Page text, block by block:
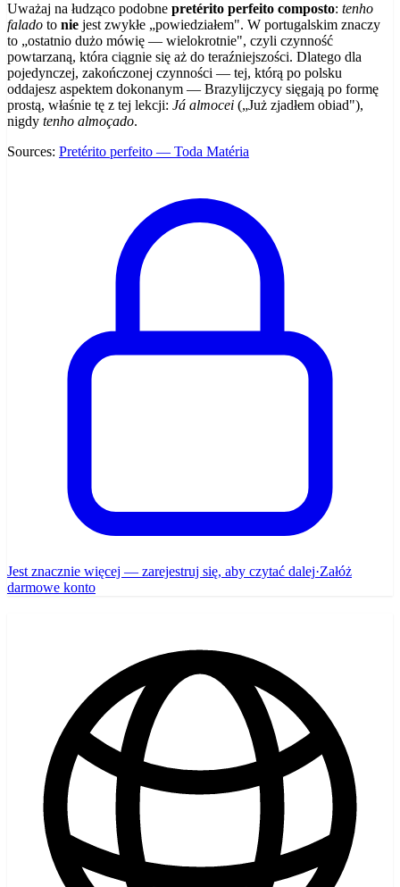
Uważaj na łudząco podobne pretérito perfeito composto: tenho
falado to nie jest zwykłe „powiedziałem". W portugalskim znaczy
to „ostatnio dużo mówię — wielokrotnie", czyli czynność
powtarzaną, która ciągnie się aż do teraźniejszości. Dlatego dla
pojedynczej, zakończonej czynności — tej, którą po polsku
oddajesz aspektem dokonanym — Brazylijczycy sięgają po formę
prostą, właśnie tę z tej lekcji: Já almocei („Już zjadłem obiad"),
nigdy tenho almoçado.
Sources: Pretérito perfeito — Toda Matéria
Jest znacznie więcej — zarejestruj się, aby czytać dalej·Załóż
darmowe konto